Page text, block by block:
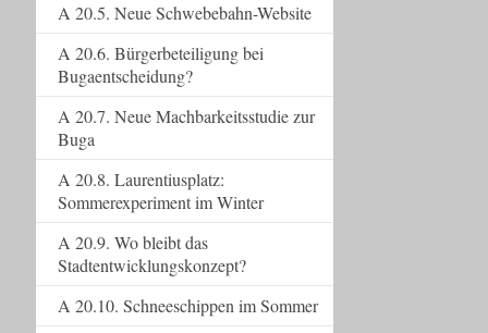
A 20.5. Neue Schwebebahn-Website
A 20.6. Bürgerbeteiligung bei
Bugaentscheidung?
A 20.7. Neue Machbarkeitsstudie zur
Buga
A 20.8. Laurentiusplatz:
Sommerexperiment im Winter
A 20.9. Wo bleibt das
Stadtentwicklungskonzept?
A 20.10. Schneeschippen im Sommer